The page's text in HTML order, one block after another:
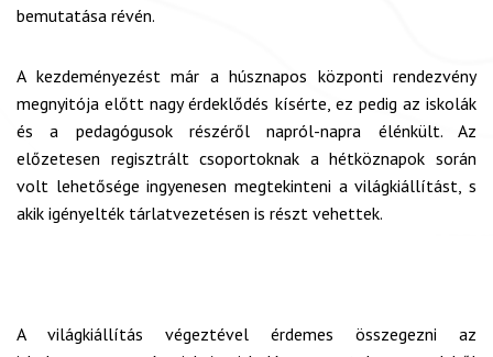
bemutatása révén.
A kezdeményezést már a húsznapos központi rendezvény
megnyitója előtt nagy érdeklődés kísérte, ez pedig az iskolák
és a pedagógusok részéről napról-napra élénkült. Az
előzetesen regisztrált csoportoknak a hétköznapok során
volt lehetősége ingyenesen megtekinteni a világkiállítást, s
akik igényelték tárlatvezetésen is részt vehettek.
A világkiállítás végeztével érdemes összegezni az